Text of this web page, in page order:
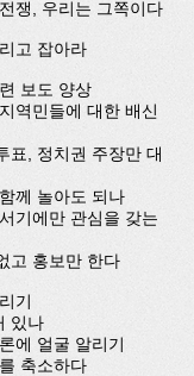
쟁, 우리는 그쪽이다
고 잡아라
보도 양상
역민들에 대한 배신
표, 정치권 주장만 대
께 놀아도 되나
기에만 관심을 갖는
고 홍보만 한다
기
있나
에 얼굴 알리기
축소하다